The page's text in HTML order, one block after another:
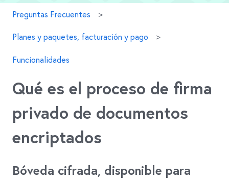
Preguntas Frecuentes
Planes y paquetes, facturación y pago
Funcionalidades
Qué es el proceso de firma
privado de documentos
encriptados
Bóveda cifrada, disponible para